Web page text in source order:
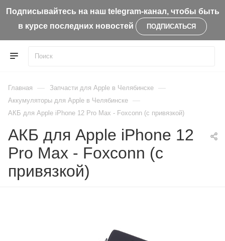
Подписывайтесь на наш telegram-канал, чтобы быть
в курсе последних новостей
ПОДПИСАТЬСЯ
Главная — Запчасти для Apple в Челябинске —
Aккумуляторы для Apple в Челябинске —
АКБ для Apple iPhone 12 Pro Max - Foxconn (с привязкой)
АКБ для Apple iPhone 12
Pro Max - Foxconn (с
привязкой)